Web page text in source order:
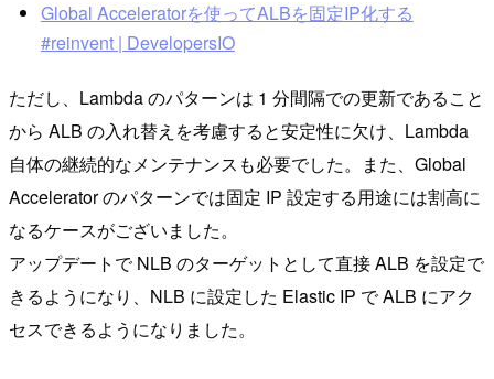
Global Acceleratorを使ってALBを固定IP化する
#reinvent | DevelopersIO
ただし、Lambda のパターンは 1 分間隔での更新であること
から ALB の入れ替えを考慮すると安定性に欠け、Lambda
自体の継続的なメンテナンスも必要でした。また、Global
Accelerator のパターンでは固定 IP 設定する用途には割高に
なるケースがございました。
アップデートで NLB のターゲットとして直接 ALB を設定で
きるようになり、NLB に設定した Elastic IP で ALB にアク
セスできるようになりました。